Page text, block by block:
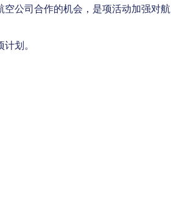
公司合作的机会，是项活动加强对
划。